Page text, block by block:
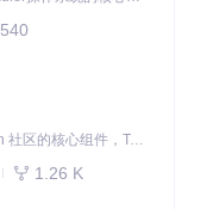
540
作为 Ascend for PyTorch 社区的核心组件，TorchNPU 是昇腾专为 PyTorch 打造的深度学习适配插件，使 PyTorch 框架能够直接调用昇腾 NPU，为开发者提供昇腾 AI 处理器的超强算力。
1.26 K